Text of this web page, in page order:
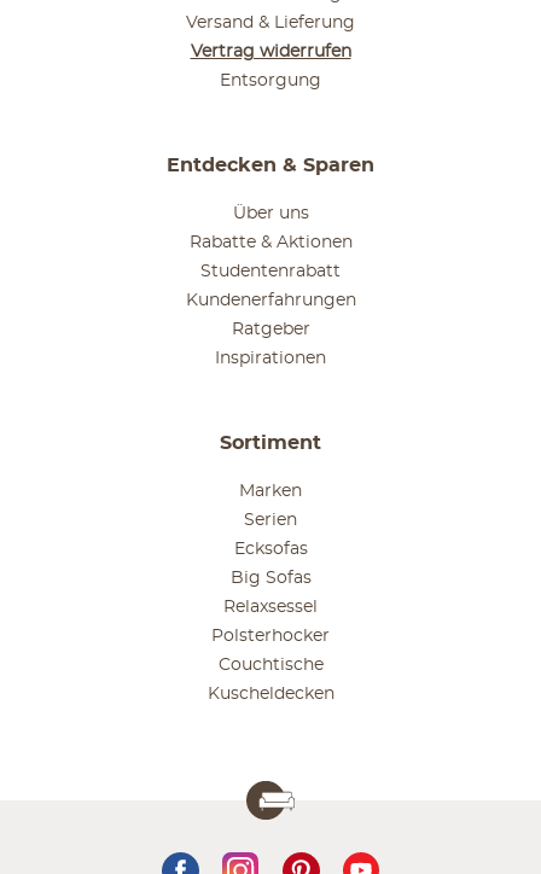
Versand & Lieferung
Vertrag widerrufen
Entsorgung
Entdecken & Sparen
Über uns
Rabatte & Aktionen
Studentenrabatt
Kundenerfahrungen
Ratgeber
Inspirationen
Sortiment
Marken
Serien
Ecksofas
Big Sofas
Relaxsessel
Polsterhocker
Couchtische
Kuscheldecken